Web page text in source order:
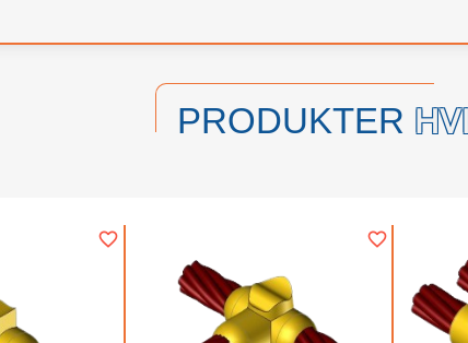
PRODUKTER
favorite_border favorite_border